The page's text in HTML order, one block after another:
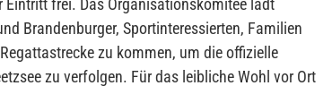
Brandenburger, Sportinteressierten, Familien
zu kommen, um die offizielle
zu verfolgen. Für das leibliche Wohl vor Ort